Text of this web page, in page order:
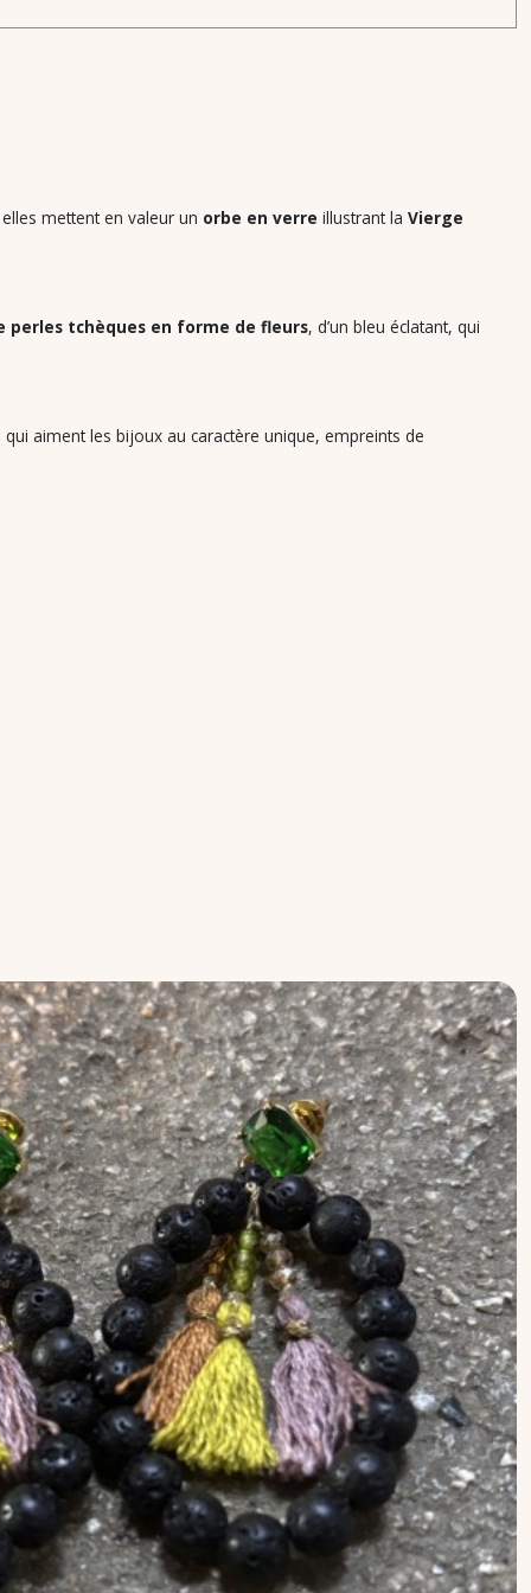
mettent en valeur un orbe en verre illustrant la Vierge
perles tchèques en forme de fleurs, d’un bleu éclatant, qui
qui aiment les bijoux au caractère unique, empreints de